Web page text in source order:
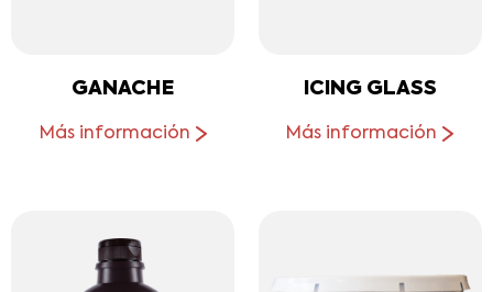
GANACHE
Más información
ICING GLASS
Más información